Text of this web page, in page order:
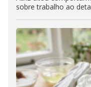
sobre trabalho ao